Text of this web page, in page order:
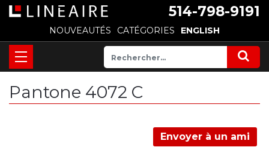
514-798-9191
NOUVEAUTÉS CATÉGORIES ENGLISH
Pantone 4072 C
Envoyer à un ami